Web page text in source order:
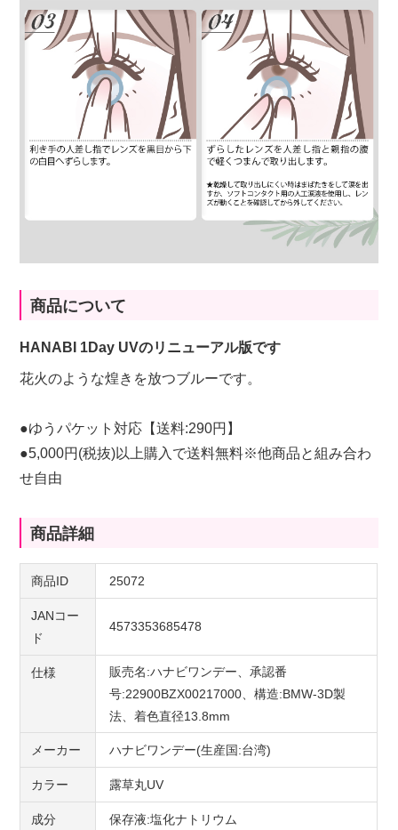
商品について
HANABI 1Day UVのリニューアル版です
花火のような煌きを放つブルーです。
●ゆうパケット対応【送料:290円】
●5,000円(税抜)以上購入で送料無料※他商品と組み合わ
せ自由
商品詳細
商品ID 25072
JANコー
ド
4573353685478
仕様
販売名:ハナビワンデー、承認番
号:22900BZX00217000、構造:BMW-3D製
法、着色直径13.8mm
メーカー ハナビワンデー(生産国:台湾)
カラー 露草丸UV
成分 保存液:塩化ナトリウム